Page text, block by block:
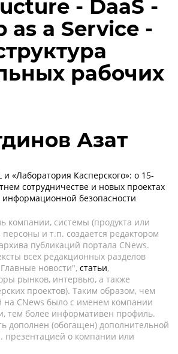
- DaaS -
as a Service -
рабочих
Азат
и «Лаборатория Касперского»: о 15-
сотрудничестве и новых проектах
информационной безопасности
компании, системы (продукта или
персоны и т.п. создается редактором
публикаций портала CNews.
всех редакционных разделов
новости", статьи,
рынков, интервью, а также
проектов). Таким образом, чем
на CNews было с именем компании
тем более информативен профиль.
дополнен (обогащен) дополнительной
презентацией о компании или